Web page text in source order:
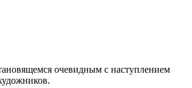
очевидным с наступлением